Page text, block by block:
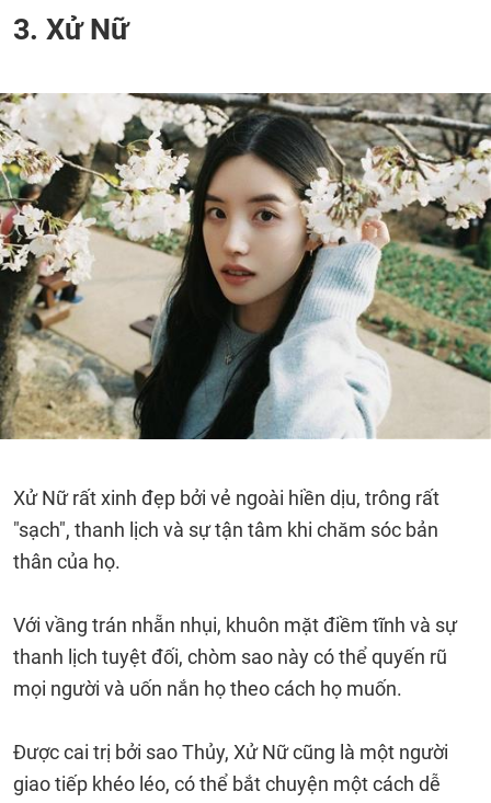
3. Xử Nữ
Xử Nữ rất xinh đẹp bởi vẻ ngoài hiền dịu, trông rất
"sạch", thanh lịch và sự tận tâm khi chăm sóc bản
thân của họ.
Với vầng trán nhẵn nhụi, khuôn mặt điềm tĩnh và sự
thanh lịch tuyệt đối, chòm sao này có thể quyến rũ
mọi người và uốn nắn họ theo cách họ muốn.
Được cai trị bởi sao Thủy, Xử Nữ cũng là một người
giao tiếp khéo léo, có thể bắt chuyện một cách dễ